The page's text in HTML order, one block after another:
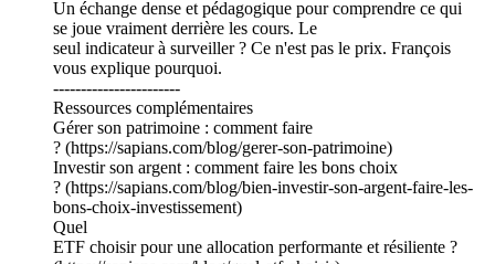
Un échange dense et pédagogique pour comprendre ce qui
se joue vraiment derrière les cours. Le
seul indicateur à surveiller ? Ce n'est pas le prix. François
vous explique pourquoi.
-----------------------
Ressources complémentaires
Gérer son patrimoine : comment faire
? (https://sapians.com/blog/gerer-son-patrimoine)
Investir son argent : comment faire les bons choix
? (https://sapians.com/blog/bien-investir-son-argent-faire-les-
bons-choix-investissement)
Quel
ETF choisir pour une allocation performante et résiliente ?